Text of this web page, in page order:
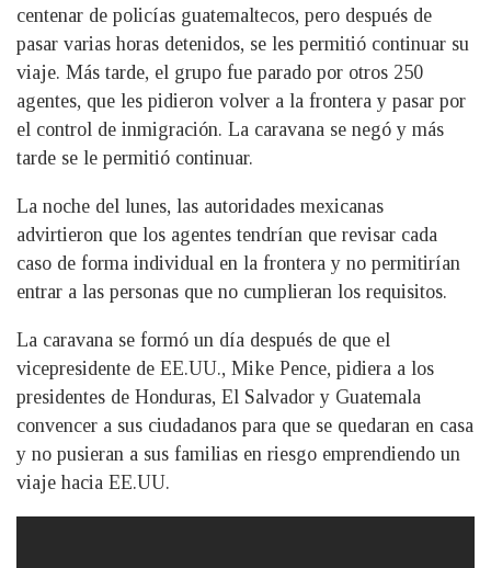
centenar de policías guatemaltecos, pero después de
pasar varias horas detenidos, se les permitió continuar su
viaje. Más tarde, el grupo fue parado por otros 250
agentes, que les pidieron volver a la frontera y pasar por
el control de inmigración. La caravana se negó y más
tarde se le permitió continuar.
La noche del lunes, las autoridades mexicanas
advirtieron que los agentes tendrían que revisar cada
caso de forma individual en la frontera y no permitirían
entrar a las personas que no cumplieran los requisitos.
La caravana se formó un día después de que el
vicepresidente de EE.UU., Mike Pence, pidiera a los
presidentes de Honduras, El Salvador y Guatemala
convencer a sus ciudadanos para que se quedaran en casa
y no pusieran a sus familias en riesgo emprendiendo un
viaje hacia EE.UU.